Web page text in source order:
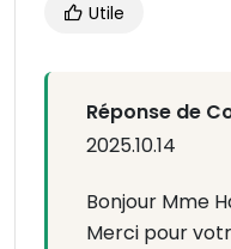
Utile
Réponse de
2025.10.14
Bonjour Mme
Merci pour